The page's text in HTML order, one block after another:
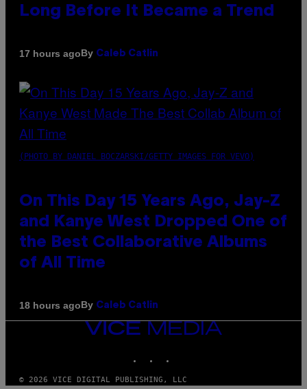
Long Before It Became a Trend
17 hours agoBy Caleb Catlin
(PHOTO BY DANIEL BOCZARSKI/GETTY IMAGES FOR VEVO)
On This Day 15 Years Ago, Jay-Z
and Kanye West Dropped One of
the Best Collaborative Albums
of All Time
18 hours agoBy Caleb Catlin
VICE
© 2026 VICE DIGITAL PUBLISHING, LLC